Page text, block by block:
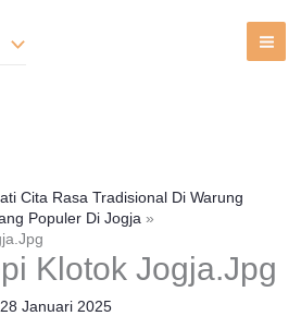
Cita Rasa Tradisional Di Warung
Populer Di Jogja
Klotok Jogja.jpg
28 Januari 2025